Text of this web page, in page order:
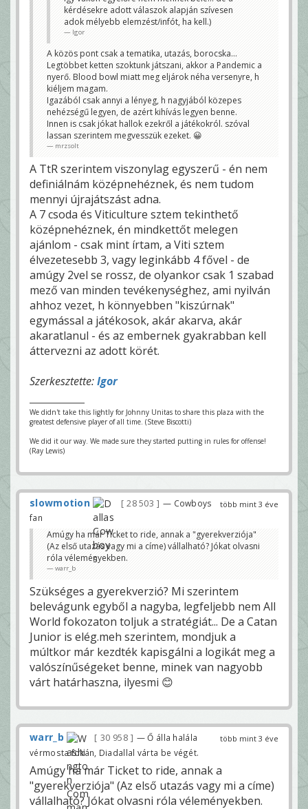
kérdésekre adott válaszok alapján szívesen
adok mélyebb elemzést/infót, ha kell.)
Igor
A közös pont csak a tematika, utazás, borocska...
Legtöbbet ketten szoktunk játszani, akkor a Pandemic a
nyerő. Blood bowl miatt meg eljárok néha versenyre, h
kiéljem magam.
Igazából csak annyi a lényeg, h nagyjából közepes
nehézségű legyen, de azért kihívás legyen benne.
Innen is csak jókat hallok ezekről a játékokról. szóval
lassan szerintem megvesszük ezeket. 😀
mrzsolt
A TtR szerintem viszonylag egyszerű - én nem
definiálnám középnehéznek, és nem tudom
mennyi újrajátszást adna.
A 7 csoda és Viticulture sztem tekinthető
középnehéznek, én mindkettőt melegen
ajánlom - csak mint írtam, a Viti sztem
élvezetesebb 3, vagy leginkább 4 fővel - de
amúgy 2vel se rossz, de olyankor csak 1 szabad
mező van minden tevékenységhez, ami nyilván
ahhoz vezet, h könnyebben "kiszúrnak"
egymással a játékosok, akár akarva, akár
akaratlanul - és az embernek gyakrabban kell
áttervezni az adott körét.
Szerkesztette:Igor
We didn't take this lightly for Johnny Unitas to share this plaza with the
greatest defensive player of all time. (Steve Biscotti)
We did it our way. We made sure they started putting in rules for offense!
(Ray Lewis)
több mint 3 éve
slowmotion 28 503
— Cowboys
fan
Amúgy ha már Ticket to ride, annak a "gyerekverziója"
(Az első utazás vagy mi a címe) vállalható? Jókat olvasni
róla véleményekben.
warr_b
Szükséges a gyerekverzió? Mi szerintem
belevágunk egyből a nagyba, legfeljebb nem All
World fokozaton toljuk a stratégiát... De a Catan
Junior is elég.meh szerintem, mondjuk a
múltkor már kezdték kapisgálni a logikát meg a
valószínűségeket benne, minek van nagyobb
várt határhaszna, ilyesmi 😊
több mint 3 éve
warr_b 30 958
— Ő álla halála
vérmosta fokán, Diadallal várta be végét.
Amúgy ha már Ticket to ride, annak a
"gyerekverziója" (Az első utazás vagy mi a címe)
vállalható? Jókat olvasni róla véleményekben.